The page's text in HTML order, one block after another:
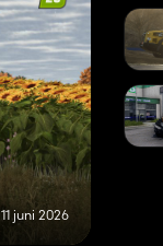
11 juni 2026